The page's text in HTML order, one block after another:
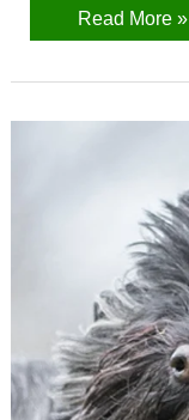
Read More »